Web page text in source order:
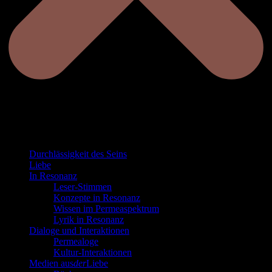
Durchlässigkeit des Seins
Liebe
In Resonanz
Leser-Stimmen
Konzepte in Resonanz
Wissen im Permeaspektrum
Lyrik in Resonanz
Dialoge und Interaktionen
Permealoge
Kultur-Interaktionen
Medien ausderLiebe